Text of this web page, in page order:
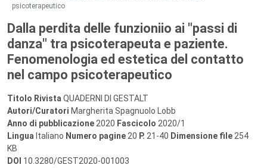
psicoterapeutico
Dalla perdita delle funzioniio ai "passi di
danza" tra psicoterapeuta e paziente.
Fenomenologia ed estetica del contatto
nel campo psicoterapeutico
Titolo Rivista QUADERNI DI GESTALT
Autori/Curatori Margherita Spagnuolo Lobb
Anno di pubblicazione 2020 Fascicolo 2020/1
Lingua Italiano Numero pagine 20 P. 21-40 Dimensione file 254
KB
DOI 10.3280/GEST2020-001003